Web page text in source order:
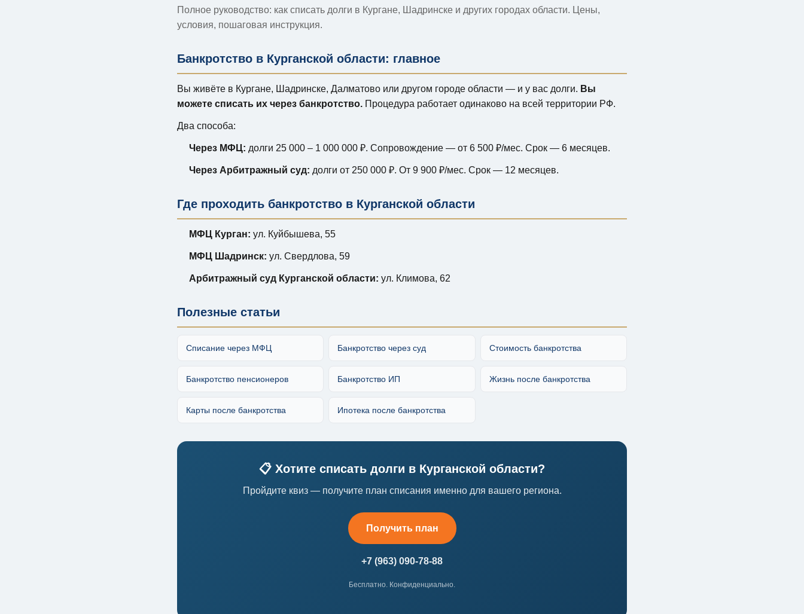
Полное руководство: как списать долги в Кургане, Шадринске и других городах области. Цены,
условия, пошаговая инструкция.
Банкротство в Курганской области: главное
Вы живёте в Кургане, Шадринске, Далматово или другом городе области — и у вас долги. Вы
можете списать их через банкротство. Процедура работает одинаково на всей территории РФ.
Два способа:
Через МФЦ: долги 25 000 – 1 000 000 ₽. Сопровождение — от 6 500 ₽/мес. Срок — 6 месяцев.
Через Арбитражный суд: долги от 250 000 ₽. От 9 900 ₽/мес. Срок — 12 месяцев.
Где проходить банкротство в Курганской области
МФЦ Курган: ул. Куйбышева, 55
МФЦ Шадринск: ул. Свердлова, 59
Арбитражный суд Курганской области: ул. Климова, 62
Полезные статьи
Списание через МФЦ Банкротство через суд Стоимость банкротства
Банкротство пенсионеров Банкротство ИП Жизнь после банкротства
Карты после банкротства Ипотека после банкротства
📋 Хотите списать долги в Курганской области?
Пройдите квиз — получите план списания именно для вашего региона.
Получить план
+7 (963) 090-78-88
Бесплатно. Конфиденциально.